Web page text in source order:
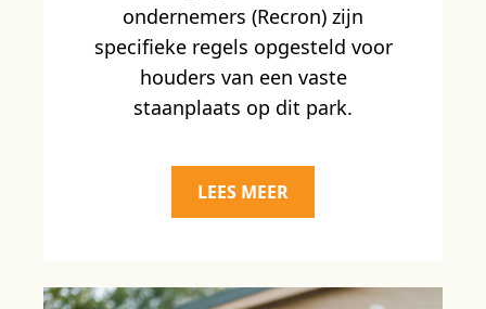
ondernemers (Recron) zijn
specifieke regels opgesteld voor
houders van een vaste
staanplaats op dit park.
LEES MEER